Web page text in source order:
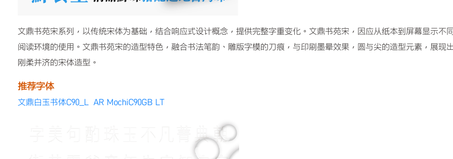
文鼎书苑宋系列，以传统宋体为基础，结合响应式设计概念，提供完整字重变化。文鼎书苑宋，因应从纸本到屏幕显示不
阅读环境的使用。文鼎书苑宋的造型特色，融合书法笔韵、雕版字模的刀痕，与印刷墨晕效果，圆与尖的造型元素，展现
刚柔并济的宋体造型。
推荐字体
文鼎白玉书体C90_L AR MochiC90GB LT